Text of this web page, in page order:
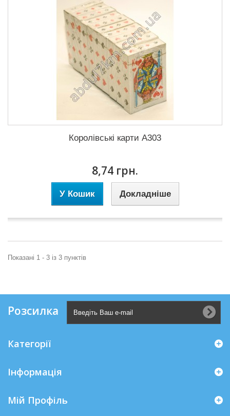
Королівські карти A303
8,74 грн.
У Кошик Докладніше
Показані 1 - 3 із 3 пунктів
Розсилка
Категорії
Інформація
Мій Профіль